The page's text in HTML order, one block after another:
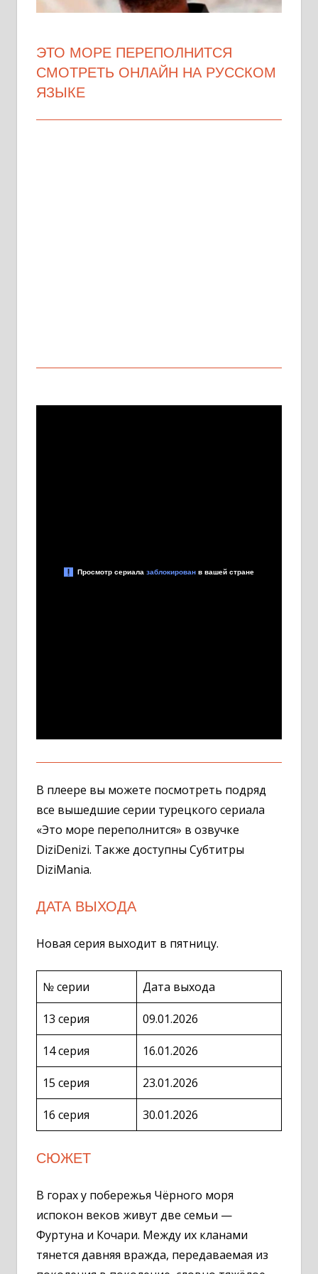
ЭТО МОРЕ ПЕРЕПОЛНИТСЯ
СМОТРЕТЬ ОНЛАЙН НА РУССКОМ
ЯЗЫКЕ
В плеере вы можете посмотреть подряд
все вышедшие серии турецкого сериала
«Это море переполнится» в озвучке
DiziDenizi. Также доступны Субтитры
DiziMania.
ДАТА ВЫХОДА
Новая серия выходит в пятницу.
№ серии Дата выхода
13 серия 09.01.2026
14 серия 16.01.2026
15 серия 23.01.2026
16 серия 30.01.2026
СЮЖЕТ
В горах у побережья Чёрного моря
испокон веков живут две семьи —
Фуртуна и Кочари. Между их кланами
тянется давняя вражда, передаваемая из